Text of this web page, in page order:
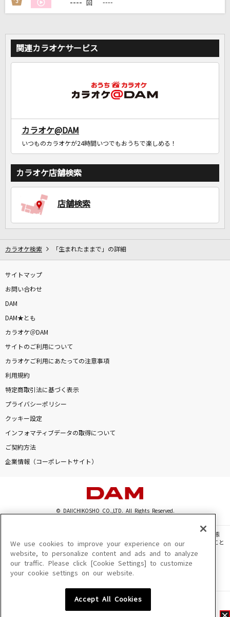
3 ---- 回 ----
関連カラオケサービス
カラオケ@DAM
いつものカラオケが24時間いつでもおうちで楽しめる！
カラオケ店舗検索
店舗検索
カラオケ検索 「生まれたままで」の詳細
サイトマップ
お問い合わせ
DAM
DAM★とも
カラオケ＠DAM
サイトのご利用について
カラオケご利用にあたっての注意事項
利用規約
特定商取引法に基づく表示
プライバシーポリシー
クッキー設定
インフォマティブデータの取得について
ご契約方法
企業情報（コーポレートサイト）
© DAIICHIKOSHO CO.,LTD. All Rights Reserved.
このサイトに掲載されている一切の文章・画像・写真・動画・音声等を、手段や形態
を問わず、著作権法の定める範囲を超えて無断で複製、転載、ファイル化などすること
を禁じます。
楽曲及びコンテンツは、機種によりご利用いただけない場合があります。
楽曲及びコンテンツの配信日、配信内容が変更になる場合があります。
We use cookies to improve your experience on our
website, to personalize content and ads and to analyze
our traffic. Please click [Cookie Settings] to customize
your cookie settings on our website.
Accept All Cookies